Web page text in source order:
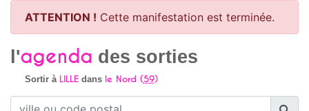
ATTENTION ! Cette manifestation est terminée.
l'agenda des sorties
Sortir à LILLEdans le Nord (59)